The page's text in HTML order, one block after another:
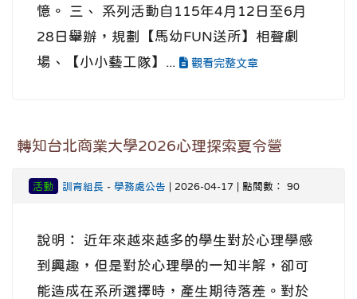
憶。 三、 系列活動自115年4月12日至6月
28日舉辦，規劃【馬幼FUN送所】相聲劇
場、【小小藝工隊】...
觀看完整文章
轉知台北商業大學2026心理探索夏令營
活動 訓育組長 - 學務處公告 | 2026-04-17 | 點閱數： 90
說明： 近年來越來越多的學生對於心理學感
到興趣，但是對於心理學的一知半解，卻可
能造成在系所選擇時，產生期待落差。對於